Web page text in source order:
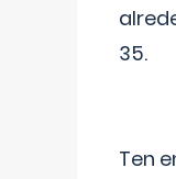
35.
Ten